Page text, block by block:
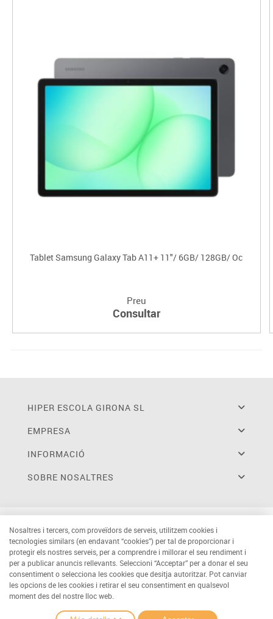
Tablet Samsung Galaxy Tab A11+ 11"/ 6GB/ 128GB/ Oc
Preu
Consultar
HIPER ESCOLA GIRONA SL
EMPRESA
INFORMACIÓ
SOBRE NOSALTRES
Nosaltres i tercers, com proveïdors de serveis, utilitzem cookies i
tecnologies similars (en endavant “cookies”) per tal de proporcionar i
protegir els nostres serveis, per a comprendre i millorar el seu rendiment i
per a publicar anuncis rellevants. Seleccioni “Acceptar” per a donar el seu
consentiment o selecciona les cookies que desitja autoritzar. Pot canviar
les opcions de les cookies i retirar el seu consentiment en qualsevol
moment des del nostre lloc web.